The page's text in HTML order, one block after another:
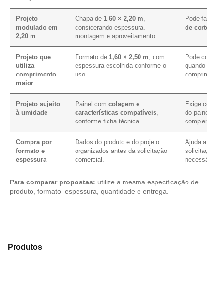
Projeto
modulado em
2,20 m
Chapa de 1,60 × 2,20 m
considerando espessura,
montagem e aproveitamento.
Pode
de corte e
Projeto que
utiliza
comprimento
maior
Formato de 1,60 × 2,50 m , com
espessura escolhida conforme o
uso.
Pode
quando a
Projeto sujeito
à umidade
Painel com colagem e
características compatíveis
conforme ficha técnica.
Exige
do painel
Compra por
formato e
espessura
Dados do produto e do projeto
organizados antes da solicitação
comercial.
Ajuda a
necessário.
Para comparar propostas: utilize a mesma especificação de
produto, formato, espessura, quantidade e entrega.
Produtos